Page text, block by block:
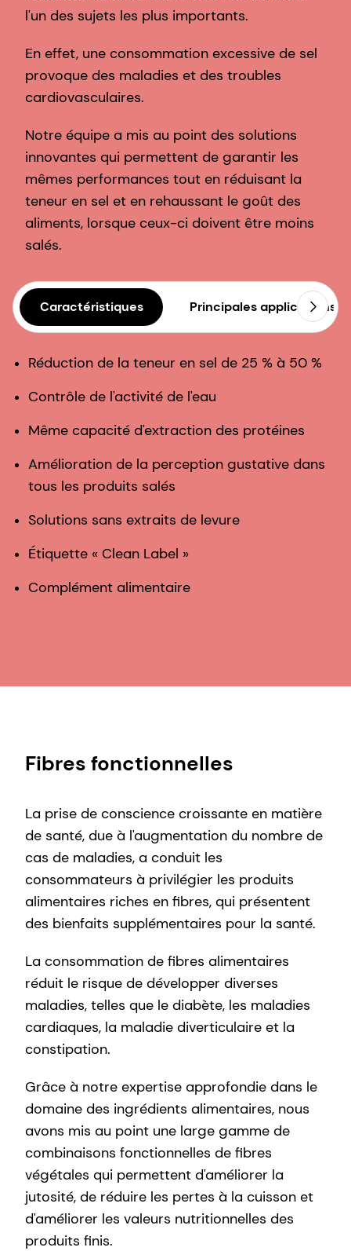
l'un des sujets les plus importants.
En effet, une consommation excessive de sel
provoque des maladies et des troubles
cardiovasculaires.
Notre équipe a mis au point des solutions
innovantes qui permettent de garantir les
mêmes performances tout en réduisant la
teneur en sel et en rehaussant le goût des
aliments, lorsque ceux-ci doivent être moins
salés.
Caractéristiques Principales applications
Réduction de la teneur en sel de 25 % à 50 %
Contrôle de l'activité de l'eau
Même capacité d'extraction des protéines
Amélioration de la perception gustative dans
tous les produits salés
Solutions sans extraits de levure
Étiquette « Clean Label »
Complément alimentaire
Fibres fonctionnelles
La prise de conscience croissante en matière
de santé, due à l'augmentation du nombre de
cas de maladies, a conduit les
consommateurs à privilégier les produits
alimentaires riches en fibres, qui présentent
des bienfaits supplémentaires pour la santé.
La consommation de fibres alimentaires
réduit le risque de développer diverses
maladies, telles que le diabète, les maladies
cardiaques, la maladie diverticulaire et la
constipation.
Grâce à notre expertise approfondie dans le
domaine des ingrédients alimentaires, nous
avons mis au point une large gamme de
combinaisons fonctionnelles de fibres
végétales qui permettent d'améliorer la
jutosité, de réduire les pertes à la cuisson et
d'améliorer les valeurs nutritionnelles des
produits finis.